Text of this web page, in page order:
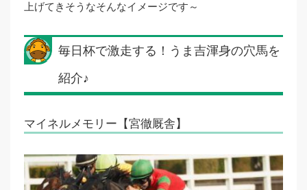
上げてきそうなそんなイメージです～
毎日杯で激走する！うま吉渾身の穴馬を
紹介♪
マイネルメモリー【宮徹厩舎】